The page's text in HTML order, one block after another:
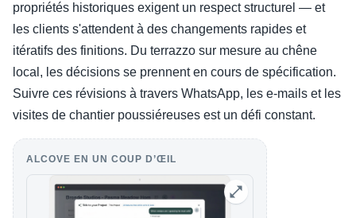
propriétés historiques exigent un respect structurel — et
les clients s'attendent à des changements rapides et
itératifs des finitions. Du terrazzo sur mesure au chêne
local, les décisions se prennent en cours de spécification.
Suivre ces révisions à travers WhatsApp, les e-mails et les
visites de chantier poussiéreuses est un défi constant.
ALCOVE EN UN COUP D’ŒIL